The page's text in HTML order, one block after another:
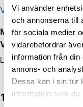
Vi använder
och annonserna till
för sociala medier
vidarebefordrar
information från
annons- och
Dessa kan i sin tur
information som du
MIM Lastgaller
Variobarrier HR S
Lastgaller Universal
1.995kr